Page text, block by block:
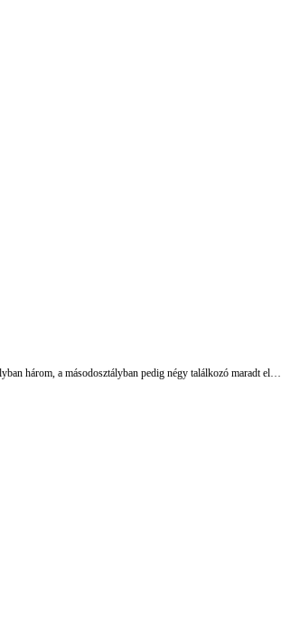
három, a másodosztályban pedig négy találkozó maradt el…